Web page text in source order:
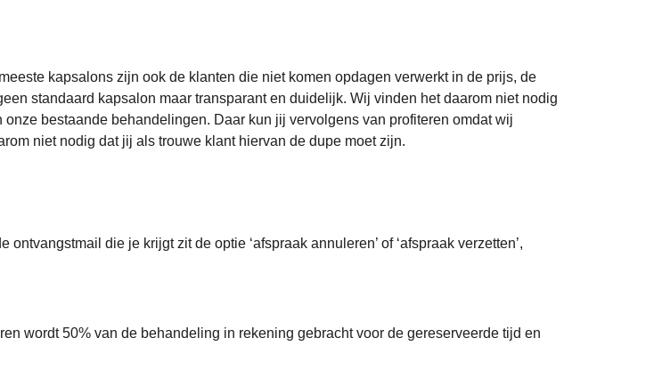
kapsalons zijn ook de klanten die niet komen opdagen verwerkt in de prijs, de
standaard kapsalon maar transparant en duidelijk. Wij vinden het daarom niet nodig
bestaande behandelingen. Daar kun jij vervolgens van profiteren omdat wij
niet nodig dat jij als trouwe klant hiervan de dupe moet zijn.
die je krijgt zit de optie ‘afspraak annuleren’ of ‘afspraak verzetten’,
wordt 50% van de behandeling in rekening gebracht voor de gereserveerde tijd en